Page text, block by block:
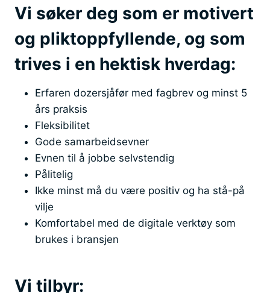
Vi søker deg som er motivert
og pliktoppfyllende, og som
trives i en hektisk hverdag:
Erfaren dozersjåfør med fagbrev og minst 5
års praksis
Fleksibilitet
Gode samarbeidsevner
Evnen til å jobbe selvstendig
Pålitelig
Ikke minst må du være positiv og ha stå-på
vilje
Komfortabel med de digitale verktøy som
brukes i bransjen
Vi tilbyr: